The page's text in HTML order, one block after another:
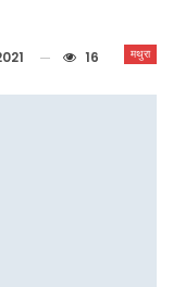
मथुरा
16